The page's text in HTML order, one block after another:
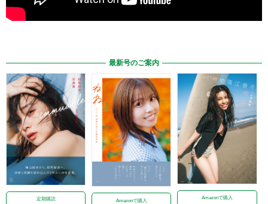
最新号のご案内
定期購読 Amazonで購入
Amazonで購入